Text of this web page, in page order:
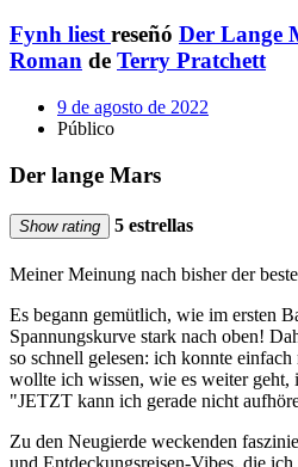
Fynh liest reseñó Der Lange
Roman de Terry Pratchett
9 de agosto de 2022
Público
Der lange Mars
Show rating 5 estrellas
Meiner Meinung nach bisher der
Es begann gemütlich, wie im ersten
Spannungskurve stark nach oben!
so schnell gelesen: ich konnte
wollte ich wissen, wie es weiter geht,
"JETZT kann ich gerade nicht
Zu den Neugierde weckenden